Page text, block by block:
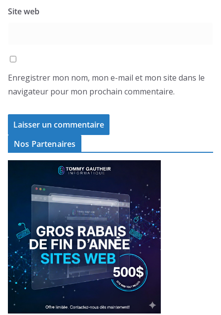
Site web
Enregistrer mon nom, mon e-mail et mon site dans le
navigateur pour mon prochain commentaire.
Nos Partenaires